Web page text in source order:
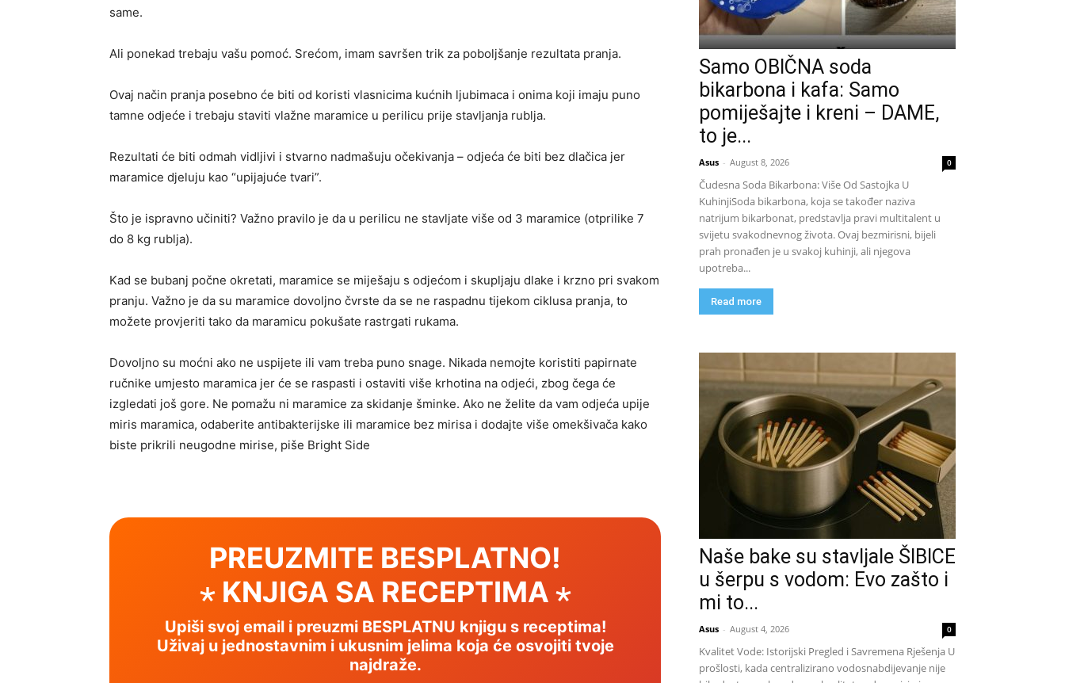
same.
Ali ponekad trebaju vašu pomoć. Srećom, imam savršen trik za poboljšanje rezultata pranja.
Ovaj način pranja posebno će biti od koristi vlasnicima kućnih ljubimaca i onima koji imaju puno
tamne odjeće i trebaju staviti vlažne maramice u perilicu prije stavljanja rublja.
Rezultati će biti odmah vidljivi i stvarno nadmašuju očekivanja – odjeća će biti bez dlačica jer
maramice djeluju kao “upijajuće tvari”.
Što je ispravno učiniti? Važno pravilo je da u perilicu ne stavljate više od 3 maramice (otprilike 7
do 8 kg rublja).
Kad se bubanj počne okretati, maramice se miješaju s odjećom i skupljaju dlake i krzno pri svakom
pranju. Važno je da su maramice dovoljno čvrste da se ne raspadnu tijekom ciklusa pranja, to
možete provjeriti tako da maramicu pokušate rastrgati rukama.
Dovoljno su moćni ako ne uspijete ili vam treba puno snage. Nikada nemojte koristiti papirnate
ručnike umjesto maramica jer će se raspasti i ostaviti više krhotina na odjeći, zbog čega će
izgledati još gore. Ne pomažu ni maramice za skidanje šminke. Ako ne želite da vam odjeća upije
miris maramica, odaberite antibakterijske ili maramice bez mirisa i dodajte više omekšivača kako
biste prikrili neugodne mirise, piše Bright Side
PREUZMITE BESPLATNO!
⋆ KNJIGA SA RECEPTIMA ⋆
Upiši svoj email i preuzmi BESPLATNU knjigu s receptima!
Uživaj u jednostavnim i ukusnim jelima koja će osvojiti tvoje
najdraže.
Samo OBIČNA soda
bikarbona i kafa: Samo
pomiješajte i kreni – DAME,
to je...
Asus - August 8, 2026 0
Čudesna Soda Bikarbona: Više Od Sastojka U
KuhinjiSoda bikarbona, koja se također naziva
natrijum bikarbonat, predstavlja pravi multitalent u
svijetu svakodnevnog života. Ovaj bezmirisni, bijeli
prah pronađen je u svakoj kuhinji, ali njegova
upotreba...
Read more
Naše bake su stavljale ŠIBICE
u šerpu s vodom: Evo zašto i
mi to...
Asus - August 4, 2026 0
Kvalitet Vode: Istorijski Pregled i Savremena Rješenja U
prošlosti, kada centralizirano vodosnabdijevanje nije